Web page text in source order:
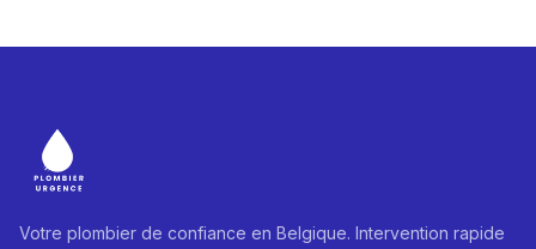
Votre plombier de confiance en Belgique. Intervention rapide